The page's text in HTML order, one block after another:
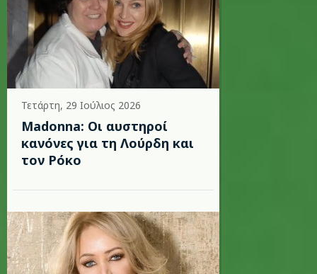
Τετάρτη, 29 Ιούλιος 2026
Madonna: Οι αυστηροί
κανόνες για τη Λούρδη και
τον Ρόκο